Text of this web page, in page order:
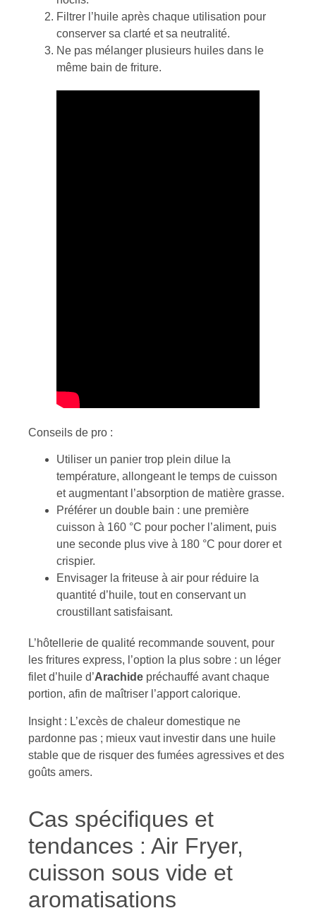
Filtrer l’huile après chaque utilisation pour
conserver sa clarté et sa neutralité.
Ne pas mélanger plusieurs huiles dans le
même bain de friture.
Conseils de pro :
Utiliser un panier trop plein dilue la
température, allongeant le temps de cuisson
et augmentant l’absorption de matière grasse.
Préférer un double bain : une première
cuisson à 160 °C pour pocher l’aliment, puis
une seconde plus vive à 180 °C pour dorer et
crispier.
Envisager la friteuse à air pour réduire la
quantité d’huile, tout en conservant un
croustillant satisfaisant.
L’hôtellerie de qualité recommande souvent, pour
les fritures express, l’option la plus sobre : un léger
filet d’huile d’Arachide préchauffé avant chaque
portion, afin de maîtriser l’apport calorique.
Insight : L’excès de chaleur domestique ne
pardonne pas ; mieux vaut investir dans une huile
stable que de risquer des fumées agressives et des
goûts amers.
Cas spécifiques et
tendances : Air Fryer,
cuisson sous vide et
aromatisations